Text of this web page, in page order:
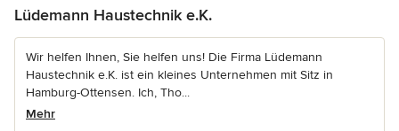
Lüdemann Haustechnik e.K.
Wir helfen Ihnen, Sie helfen uns! Die Firma Lüdemann
Haustechnik e.K. ist ein kleines Unternehmen mit Sitz in
Hamburg-Ottensen. Ich, Tho...
Mehr